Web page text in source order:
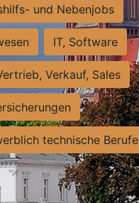
und Nebenjobs
IT, Software
Verkauf, Sales
technische Berufe